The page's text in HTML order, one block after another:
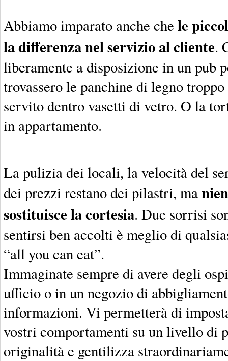
Abbiamo imparato anche che le
la differenza nel servizio al cliente.
liberamente a disposizione in un pub
trovassero le panchine di legno
servito dentro vasetti di vetro. O la
in appartamento.
La pulizia dei locali, la velocità del
dei prezzi restano dei pilastri, ma
sostituisce la cortesia. Due sorrisi
sentirsi ben accolti è meglio di
“all you can eat”.
Immaginate sempre di avere degli
ufficio o in un negozio di
informazioni. Vi permetterà di
vostri comportamenti su un livello di
originalità e gentilizza